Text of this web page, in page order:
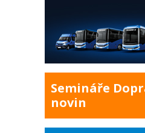
Semináře
novin